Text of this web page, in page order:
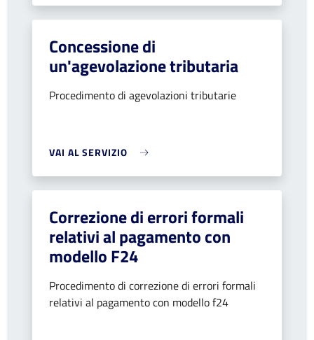
Concessione di
un'agevolazione tributaria
Procedimento di agevolazioni tributarie
VAI AL SERVIZIO
Correzione di errori formali
relativi al pagamento con
modello F24
Procedimento di correzione di errori formali
relativi al pagamento con modello f24